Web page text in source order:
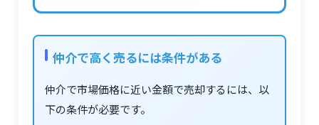
仲介で高く売るには条件がある
仲介で市場価格に近い金額で売却するには、以
下の条件が必要です。